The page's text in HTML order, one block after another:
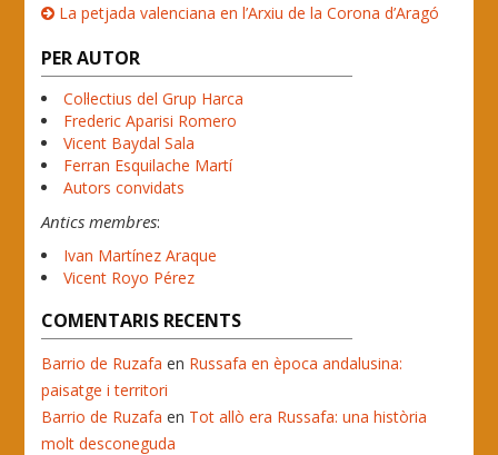
La petjada valenciana en l’Arxiu de la Corona d’Aragó
PER AUTOR
Col·lectius del Grup Harca
Frederic Aparisi Romero
Vicent Baydal Sala
Ferran Esquilache Martí
Autors convidats
Antics membres:
Ivan Martínez Araque
Vicent Royo Pérez
COMENTARIS RECENTS
Barrio de Ruzafa en Russafa en època andalusina:
paisatge i territori
Barrio de Ruzafa en Tot allò era Russafa: una història
molt desconeguda